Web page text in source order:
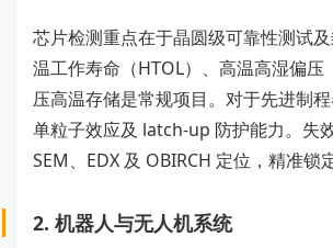
芯片检测重点在于晶圆级可靠性测试
温工作寿命（HTOL）、高温高湿偏压
压高温存储是常规项目。对于先进制
单粒子效应及 latch-up 防护能力。失
SEM、EDX 及 OBIRCH 定位，精准锁
2. 机器人与无人机系统